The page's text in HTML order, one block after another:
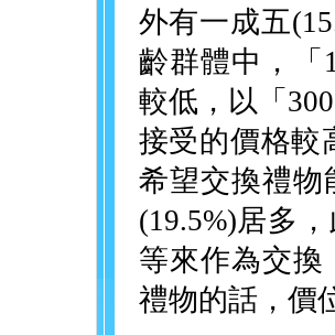
外有一成五
齡群體中，「
較低，以「
接受的價格較
希望交換禮物
(19.5%)居多
等來作為交
禮物的話，價